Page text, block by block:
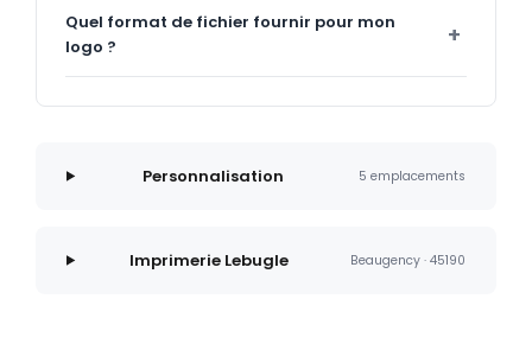
Quel format de fichier fournir pour mon
logo ?
Personnalisation 5 emplacements
Imprimerie Lebugle Beaugency · 45190